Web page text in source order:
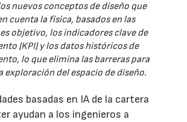
nuevos conceptos de diseño que
cuenta la física, basados en las
objetivo, los indicadores clave de
(KPI) y los datos históricos de
lo que elimina las barreras para
exploración del espacio de diseño.
basadas en IA de la cartera
ayudan a los ingenieros a